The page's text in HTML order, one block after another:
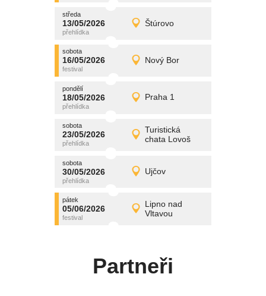
středa
13/05/2026 Štúrovo
středa
13/05/2026 Detail
promítání
sobota
16/05/2026 Nový Bor
sobota
16/05/2026 Detail
promítání
pondělí
18/05/2026 Praha 1
pondělí
18/05/2026 Detail
promítání
sobota
23/05/2026
Turistická
chata Lovoš
sobota
23/05/2026 Detail
promítání
sobota
30/05/2026 Ujčov
sobota
30/05/2026 Detail
promítání
pátek
05/06/2026
Lipno nad
Vltavou
pátek
05/06/2026 Detail
promítání
Partneři